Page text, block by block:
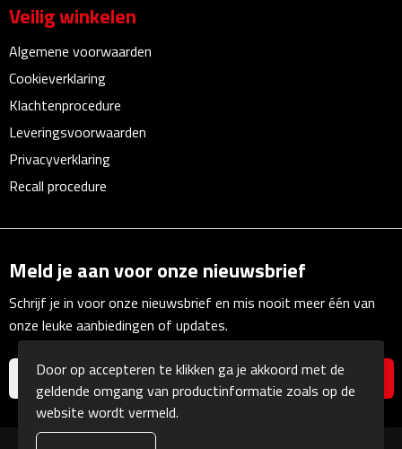
Plastic bekers
Reisbekers
Thermosbekers
Drinkflessen met karabijnhaak
Sportflessen
Thermosflessen
Waterflesjes
Veilig winkelen
Algemene voorwaarden
Cookieverklaring
Klachtenprocedure
Leveringsvoorwaarden
Privacyverklaring
Recall procedure
Meld je aan voor onze nieuwsbrief
Schrijf je in voor onze nieuwsbrief en mis nooit meer één van
onze leuke aanbiedingen of updates.
Door op accepteren te klikken ga je akkoord met de
geldende omgang van productinformatie zoals op de
website wordt vermeld.